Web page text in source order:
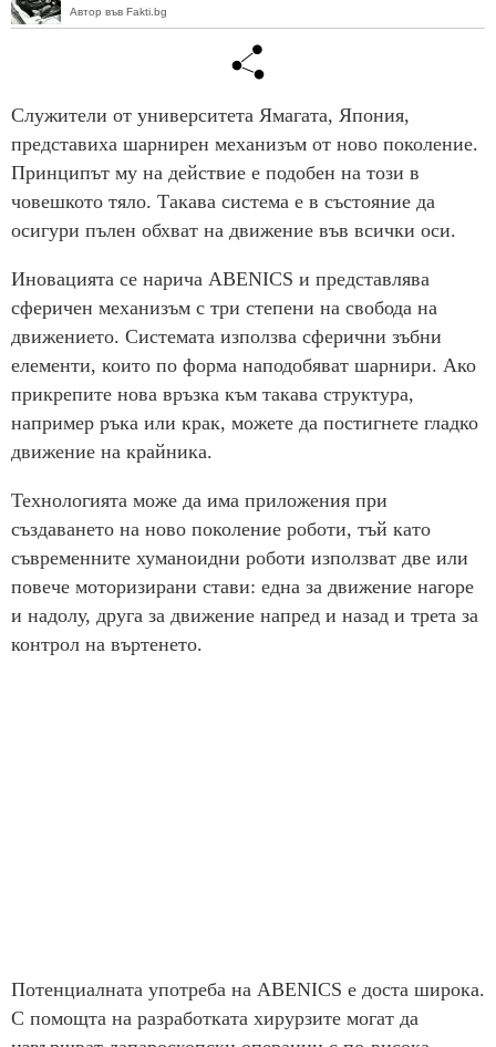
Автор във Fakti.bg
Служители от университета Ямагата, Япония,
представиха шарнирен механизъм от ново поколение.
Принципът му на действие е подобен на този в
човешкото тяло. Такава система е в състояние да
осигури пълен обхват на движение във всички оси.
Иновацията се нарича ABENICS и представлява
сферичен механизъм с три степени на свобода на
движението. Системата използва сферични зъбни
елементи, които по форма наподобяват шарнири. Ако
прикрепите нова връзка към такава структура,
например ръка или крак, можете да постигнете гладко
движение на крайника.
Технологията може да има приложения при
създаването на ново поколение роботи, тъй като
съвременните хуманоидни роботи използват две или
повече моторизирани стави: една за движение нагоре
и надолу, друга за движение напред и назад и трета за
контрол на въртенето.
Потенциалната употреба на ABENICS е доста широка.
С помощта на разработката хирурзите могат да